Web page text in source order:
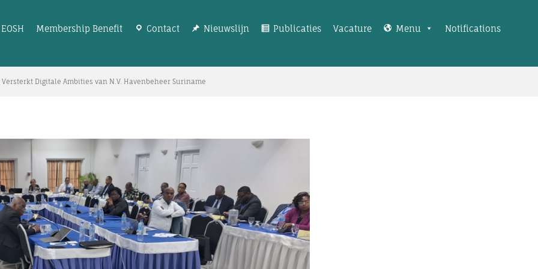
EOSH Membership Benefit Contact Nieuwslijn Publicaties Vacature Menu Notifications
Digitale Ambities van N.V. Havenbeheer Suriname